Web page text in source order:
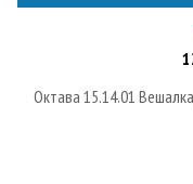
Октава 15.14.01